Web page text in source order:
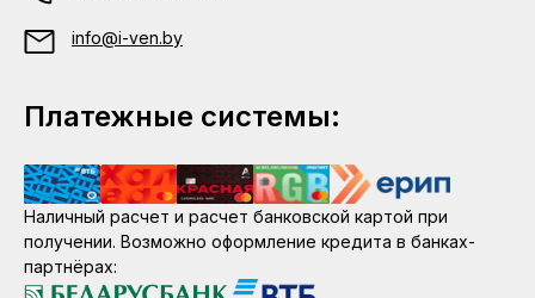
info@i-ven.by
Платежные системы:
Наличный расчет и расчет банковской картой при
получении. Возможно оформление кредита в банках-
партнёрах: